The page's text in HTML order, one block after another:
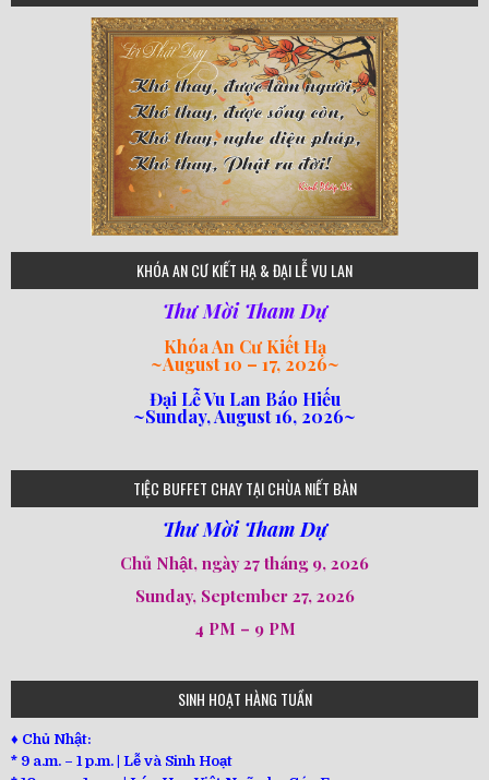
75
80
78
77
82
92
93
94
95
98
641
182
101
loipha2
loipha4
loipha1
loipha5
loipha7
loipha8
loipha10
loipha9
loi-phat-day
loipha15
loipha13
KHÓA AN CƯ KIẾT HẠ & ĐẠI LỄ VU LAN
Thư Mời Tham Dự
Khóa An Cư Kiết Hạ
~August 10 – 17, 2026~
Đại Lễ Vu Lan Báo Hiếu
~Sunday, August 16, 2026~
TIỆC BUFFET CHAY TẠI CHÙA NIẾT BÀN
Thư Mời Tham Dự
Chủ Nhật, ngày 27 tháng 9, 2026
Sunday, September 27, 2026
4 PM – 9 PM
SINH HOẠT HÀNG TUẦN
♦ Chủ Nhật:
* 9 a.m. – 1 p.m. | Lễ và Sinh Hoạt